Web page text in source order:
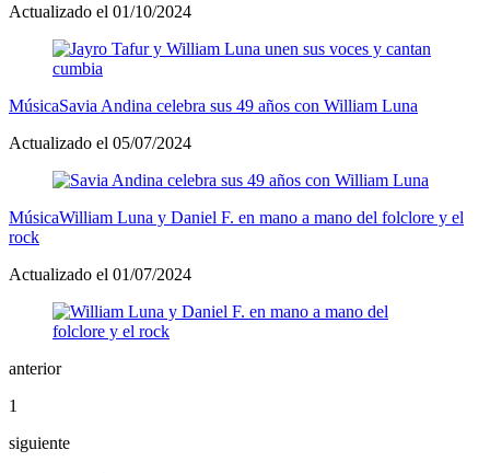
Actualizado el 01/10/2024
MúsicaSavia Andina celebra sus 49 años con William Luna
Actualizado el 05/07/2024
MúsicaWilliam Luna y Daniel F. en mano a mano del folclore y el
rock
Actualizado el 01/07/2024
anterior
1
siguiente